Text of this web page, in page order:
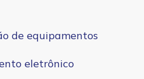
de equipamentos
eletrônico